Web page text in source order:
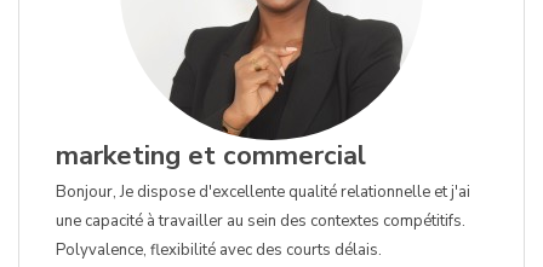
marketing et commercial
Bonjour, Je dispose d'excellente qualité relationnelle et j'ai
une capacité à travailler au sein des contextes compétitifs.
Polyvalence, flexibilité avec des courts délais.